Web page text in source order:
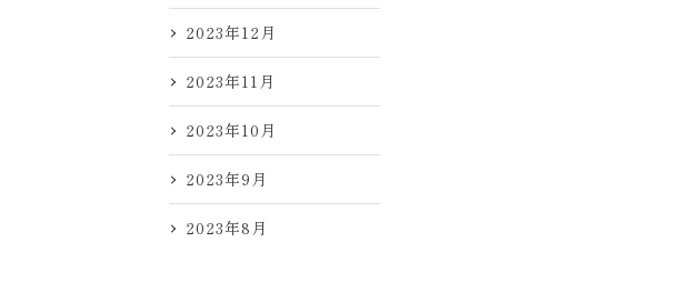
2023年12月
2023年11月
2023年10月
2023年9月
2023年8月